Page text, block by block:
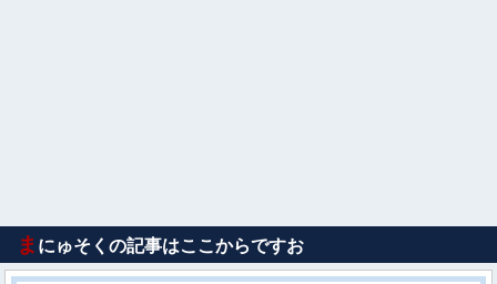
ま にゅそくの記事はここからですお